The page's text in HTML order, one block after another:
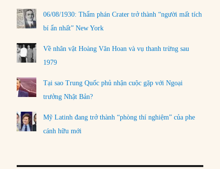
06/08/1930: Thẩm phán Crater trở thành “người mất tích
bí ẩn nhất” New York
Về nhân vật Hoàng Văn Hoan và vụ thanh trừng sau
1979
Tại sao Trung Quốc phủ nhận cuộc gặp với Ngoại
trưởng Nhật Bản?
Mỹ Latinh đang trở thành “phòng thí nghiệm” của phe
cánh hữu mới